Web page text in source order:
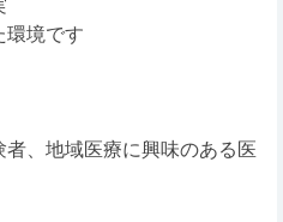
境です
者、地域医療に興味のある医